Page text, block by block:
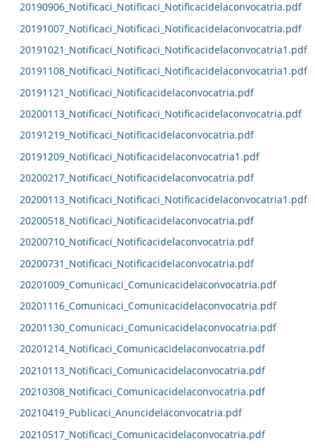
20190906_Notificaci_Notificaci_Notificacidelaconvocatria.pdf
20191007_Notificaci_Notificaci_Notificacidelaconvocatria.pdf
20191021_Notificaci_Notificaci_Notificacidelaconvocatria1.pdf
20191108_Notificaci_Notificaci_Notificacidelaconvocatria1.pdf
20191121_Notificaci_Notificacidelaconvocatria.pdf
20200113_Notificaci_Notificaci_Notificacidelaconvocatria.pdf
20191219_Notificaci_Notificacidelaconvocatria.pdf
20191209_Notificaci_Notificacidelaconvocatria1.pdf
20200217_Notificaci_Notificacidelaconvocatria.pdf
20200113_Notificaci_Notificaci_Notificacidelaconvocatria1.pdf
20200518_Notificaci_Notificacidelaconvocatria.pdf
20200710_Notificaci_Notificacidelaconvocatria.pdf
20200731_Notificaci_Notificacidelaconvocatria.pdf
20201009_Comunicaci_Comunicacidelaconvocatria.pdf
20201116_Comunicaci_Comunicacidelaconvocatria.pdf
20201130_Comunicaci_Comunicacidelaconvocatria.pdf
20201214_Notificaci_Comunicacidelaconvocatria.pdf
20210113_Notificaci_Comunicacidelaconvocatria.pdf
20210308_Notificaci_Comunicacidelaconvocatria.pdf
20210419_Publicaci_Anuncidelaconvocatria.pdf
20210517_Notificaci_Comunicacidelaconvocatria.pdf